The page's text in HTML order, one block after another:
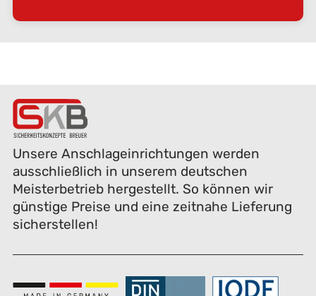
Unsere Anschlageinrichtungen werden
ausschließlich in unserem deutschen
Meisterbetrieb hergestellt. So können wir
günstige Preise und eine zeitnahe Lieferung
sicherstellen!